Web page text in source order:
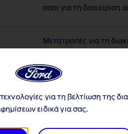
για τη βελτίωση της
ειδικά για σας.
σασί για τη διαχείριση
Μετατροπές για τη
εργαζομένων σε έργα
κυκλοφορία.
Μετατροπές οχημάτων
συμπεριλαμβανομένης